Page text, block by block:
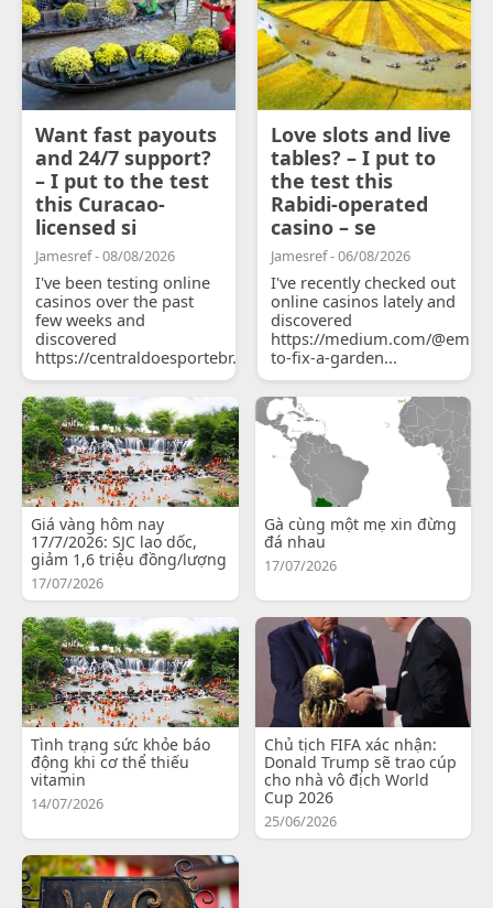
Want fast payouts
and 24/7 support?
– I put to the test
this Curacao-
licensed si
Jamesref - 08/08/2026
I've been testing online
casinos over the past
few weeks and
discovered
https://centraldoesportebr.substack.com/p/cucure...
Love slots and live
tables? – I put to
the test this
Rabidi-operated
casino – se
Jamesref - 06/08/2026
I've recently checked out
online casinos lately and
discovered
https://medium.com/
to-fix-a-garden...
Giá vàng hôm nay
17/7/2026: SJC lao dốc,
giảm 1,6 triệu đồng/lượng
17/07/2026
Gà cùng một mẹ xin đừng
đá nhau
17/07/2026
Tình trạng sức khỏe báo
động khi cơ thể thiếu
vitamin
14/07/2026
Chủ tịch FIFA xác nhận:
Donald Trump sẽ trao cúp
cho nhà vô địch World
Cup 2026
25/06/2026